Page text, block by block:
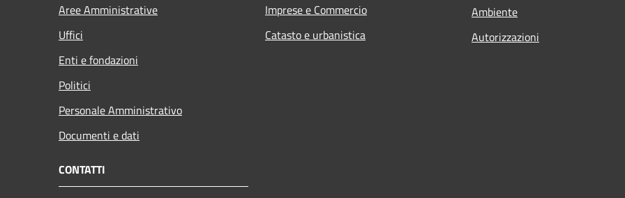
Aree Amministrative
Uffici
Enti e fondazioni
Politici
Personale Amministrativo
Documenti e dati
Imprese e Commercio
Catasto e urbanistica
Ambiente
Autorizzazioni
CONTATTI